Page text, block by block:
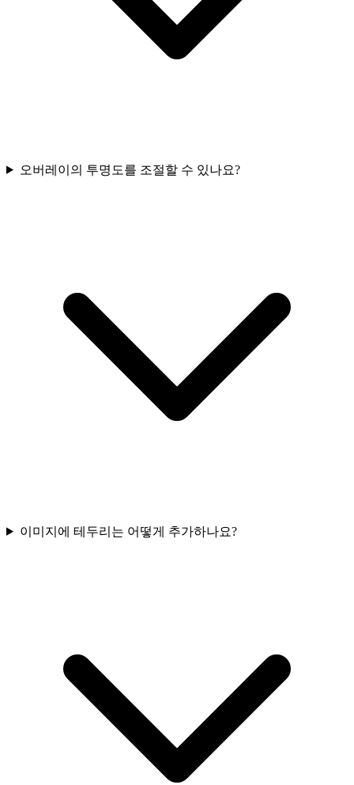
오버레이의 투명도를 조절할 수 있나요?
이미지에 테두리는 어떻게 추가하나요?